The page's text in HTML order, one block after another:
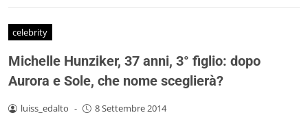
celebrity
Michelle Hunziker, 37 anni, 3° figlio: dopo
Aurora e Sole, che nome sceglierà?
luiss_edalto - 8 Settembre 2014